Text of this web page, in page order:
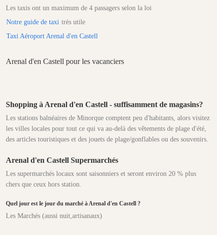
Les taxis ont un maximum de 4 passagers selon la loi
Notre guide de taxi très utile
Taxi Aéroport Arenal d'en Castell
Arenal d'en Castell pour les vacanciers
Shopping à Arenal d'en Castell - suffisamment de magasins?
Les stations balnéaires de Minorque comptent peu d'habitants, alors visitez
les villes locales pour tout ce qui va au-delà des vêtements de plage d'été,
des articles touristiques et des jouets de plage/gonflables ou des souvenirs.
Arenal d'en Castell Supermarchés
Les supermarchés locaux sont saisonniers et seront environ 20 % plus
chers que ceux hors station.
Quel jour est le jour du marché à Arenal d'en Castell ?
Les Marchés (aussi nuit,artisanaux)